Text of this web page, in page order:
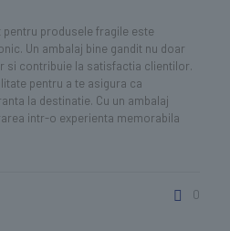
produsele fragile este
Un ambalaj bine gandit nu doar
si contribuie la satisfactia clientilor.
pentru a te asigura ca
la destinatie. Cu un ambalaj
intr-o experienta memorabila
0